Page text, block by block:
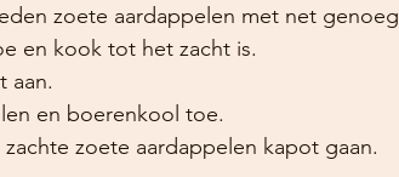
zoete aardappelen met net genoeg
en kook tot het zacht is.
aan.
en boerenkool toe.
zoete aardappelen kapot gaan.